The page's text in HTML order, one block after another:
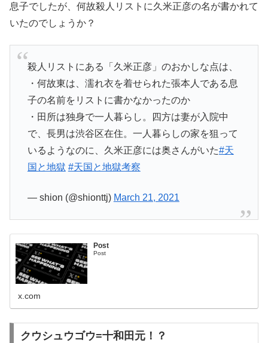
息子でしたが、何故殺人リストに久米正彦の名が書かれて
いたのでしょうか？
殺人リストにある「久米正彦」のおかしな点は、
・何故東は、濡れ衣を着せられた張本人である息
子の名前をリストに書かなかったのか
・田所は独身で一人暮らし。四方は妻が入院中
で、長男は渋谷区在住。一人暮らしの家を狙って
いるようなのに、久米正彦には奥さんがいた#天
国と地獄 #天国と地獄考察
— shion (@shionttj) March 21, 2021
Post
Post
x.com
クウシュウゴウ=十和田元！？